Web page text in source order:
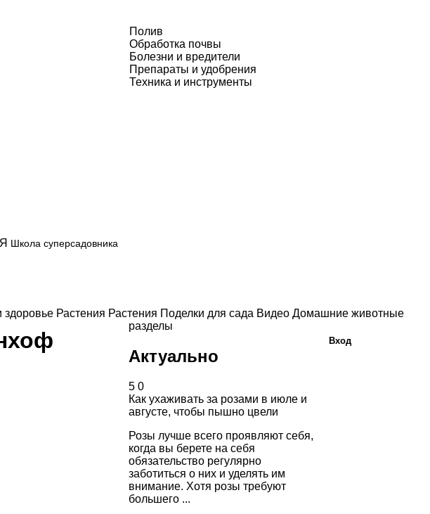
Полив
Обработка почвы
Болезни и вредители
Препараты и удобрения
Техника и инструменты
Школа суперсадовника
здоровье Растения Растения Поделки для сада Видео Домашние животные
разделы
Актуально
5 0
Как ухаживать за розами в июле и
августе, чтобы пышно цвели
Розы лучше всего проявляют себя,
когда вы берете на себя
обязательство регулярно
заботиться о них и уделять им
внимание. Хотя розы требуют
большего ...
Вход